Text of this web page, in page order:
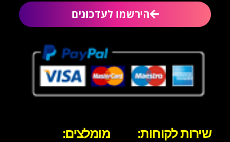
הירשמו לעדכונים
שירות לקוחות: מומלצים: